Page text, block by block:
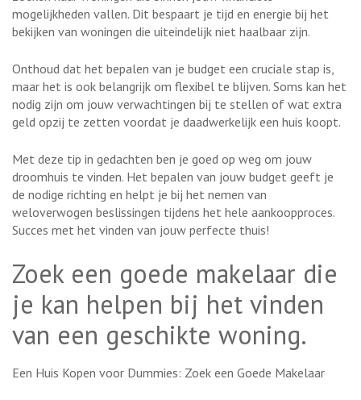
mogelijkheden vallen. Dit bespaart je tijd en energie bij het
bekijken van woningen die uiteindelijk niet haalbaar zijn.
Onthoud dat het bepalen van je budget een cruciale stap is,
maar het is ook belangrijk om flexibel te blijven. Soms kan het
nodig zijn om jouw verwachtingen bij te stellen of wat extra
geld opzij te zetten voordat je daadwerkelijk een huis koopt.
Met deze tip in gedachten ben je goed op weg om jouw
droomhuis te vinden. Het bepalen van jouw budget geeft je
de nodige richting en helpt je bij het nemen van
weloverwogen beslissingen tijdens het hele aankoopproces.
Succes met het vinden van jouw perfecte thuis!
Zoek een goede makelaar die
je kan helpen bij het vinden
van een geschikte woning.
Een Huis Kopen voor Dummies: Zoek een Goede Makelaar